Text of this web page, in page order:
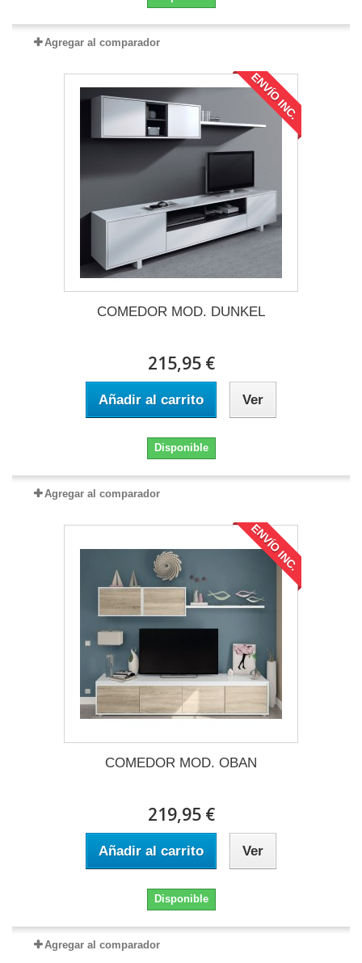
Agregar al comparador
ENVÍO INC.
COMEDOR MOD. DUNKEL
215,95 €
Añadir al carrito Ver
Disponible
Agregar al comparador
ENVÍO INC.
COMEDOR MOD. OBAN
219,95 €
Añadir al carrito Ver
Disponible
Agregar al comparador